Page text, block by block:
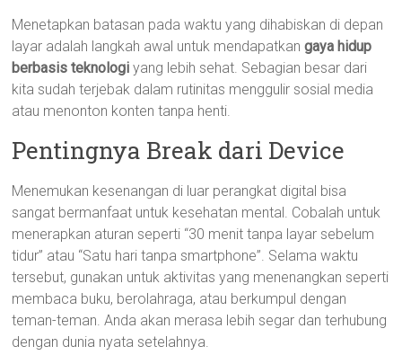
Menetapkan batasan pada waktu yang dihabiskan di depan
layar adalah langkah awal untuk mendapatkangaya hidup
berbasis teknologi yang lebih sehat. Sebagian besar dari
kita sudah terjebak dalam rutinitas menggulir sosial media
atau menonton konten tanpa henti.
Pentingnya Break dari Device
Menemukan kesenangan di luar perangkat digital bisa
sangat bermanfaat untuk kesehatan mental. Cobalah untuk
menerapkan aturan seperti “30 menit tanpa layar sebelum
tidur” atau “Satu hari tanpa smartphone”. Selama waktu
tersebut, gunakan untuk aktivitas yang menenangkan seperti
membaca buku, berolahraga, atau berkumpul dengan
teman-teman. Anda akan merasa lebih segar dan terhubung
dengan dunia nyata setelahnya.